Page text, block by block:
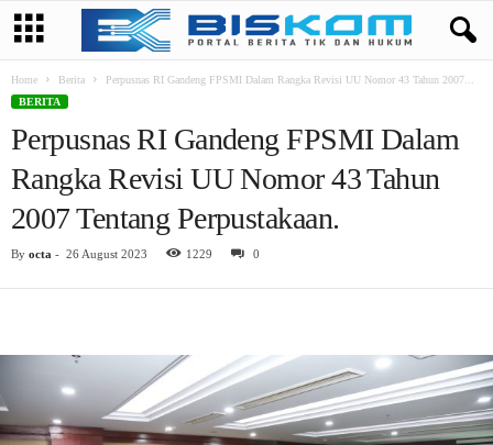
Home Berita
Perpusnas RI Gandeng FPSMI Dalam Rangka Revisi UU Nomor 43 Tahun 2007...
BERITA
Perpusnas RI Gandeng FPSMI Dalam
Rangka Revisi UU Nomor 43 Tahun
2007 Tentang Perpustakaan.
By octa - 26 August 2023 1229 0